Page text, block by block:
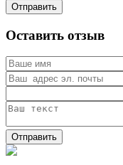
Отправить
Оставить отзыв
Отправить